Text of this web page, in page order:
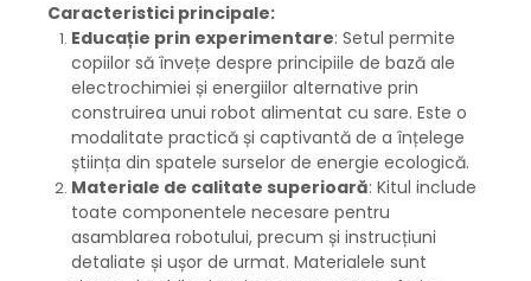
Caracteristici principale:
Educație prin experimentare: Setul permite
copiilor să învețe despre principiile de bază ale
electrochimiei și energiilor alternative prin
construirea unui robot alimentat cu sare. Este o
modalitate practică și captivantă de a înțelege
știința din spatele surselor de energie ecologică.
Materiale de calitate superioară: Kitul include
toate componentele necesare pentru
asamblarea robotului, precum și instrucțiuni
detaliate și ușor de urmat. Materialele sunt